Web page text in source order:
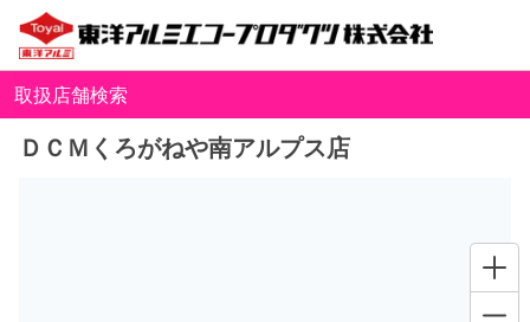
取扱店舗検索
ＤＣＭくろがねや南アルプス店